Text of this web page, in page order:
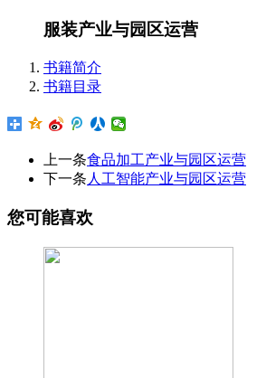
服装产业与园区运营
书籍简介
书籍目录
上一条食品加工产业与园区运营
下一条 人工智能产业与园区运营
您可能喜欢